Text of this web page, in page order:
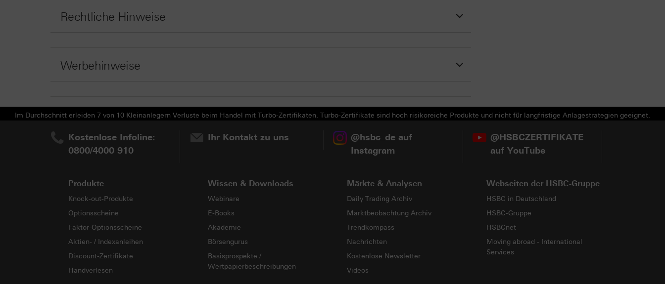
Rechtliche Hinweise
Werbehinweise
Im Durchschnitt erleiden 7 von 10 Kleinanlegern Verluste beim Handel mit Turbo-Zertifikaten. Turbo-Zertifikate sind hoch risikoreiche Produkte und nicht für langfristige Anlagestrategien geeignet.
Kostenlose Infoline:
0800/4000 910
Ihr Kontakt zu uns
@hsbc_de auf
Instagram
@HSBCZERTIFIKATE
auf YouTube
Produkte
Knock-out-Produkte
Optionsscheine
Faktor-Optionsscheine
Aktien- / Indexanleihen
Discount-Zertifikate
Handverlesen
Wissen & Downloads
Webinare
E-Books
Akademie
Börsengurus
Basisprospekte /
Wertpapierbeschreibungen
Märkte & Analysen
Daily Trading Archiv
Marktbeobachtung Archiv
Trendkompass
Nachrichten
Kostenlose Newsletter
Videos
Webseiten der HSBC-Gruppe
HSBC in Deutschland
HSBC-Gruppe
HSBCnet
Moving abroad - International
Services